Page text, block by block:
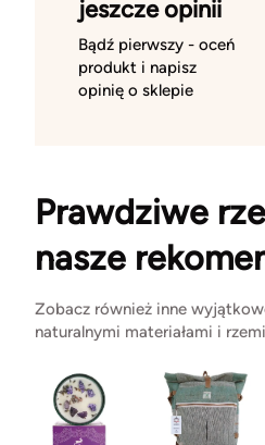
jeszcze opinii
Bądź pierwszy - oceń
produkt i napisz
opinię o sklepie
Prawdziwe
nasze
Zobacz również inne
naturalnymi materiałami i